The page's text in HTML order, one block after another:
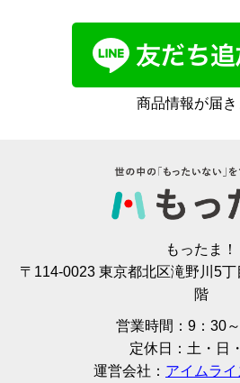
商品情報が届き
もったま！
〒114-0023 東京都北区滝野川5
階
営業時間：9：30
定休日：土・日
運営会社： アイムラ